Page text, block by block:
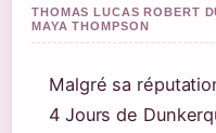
THOMAS LUCAS ROBERT
MAYA THOMPSON
Malgré sa
4 Jours de